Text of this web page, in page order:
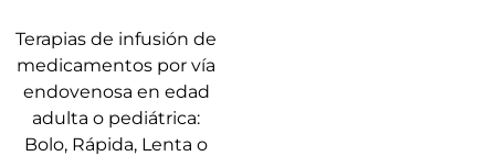
Terapias de infusión de
medicamentos por vía
endovenosa en edad
adulta o pediátrica:
Bolo, Rápida, Lenta o